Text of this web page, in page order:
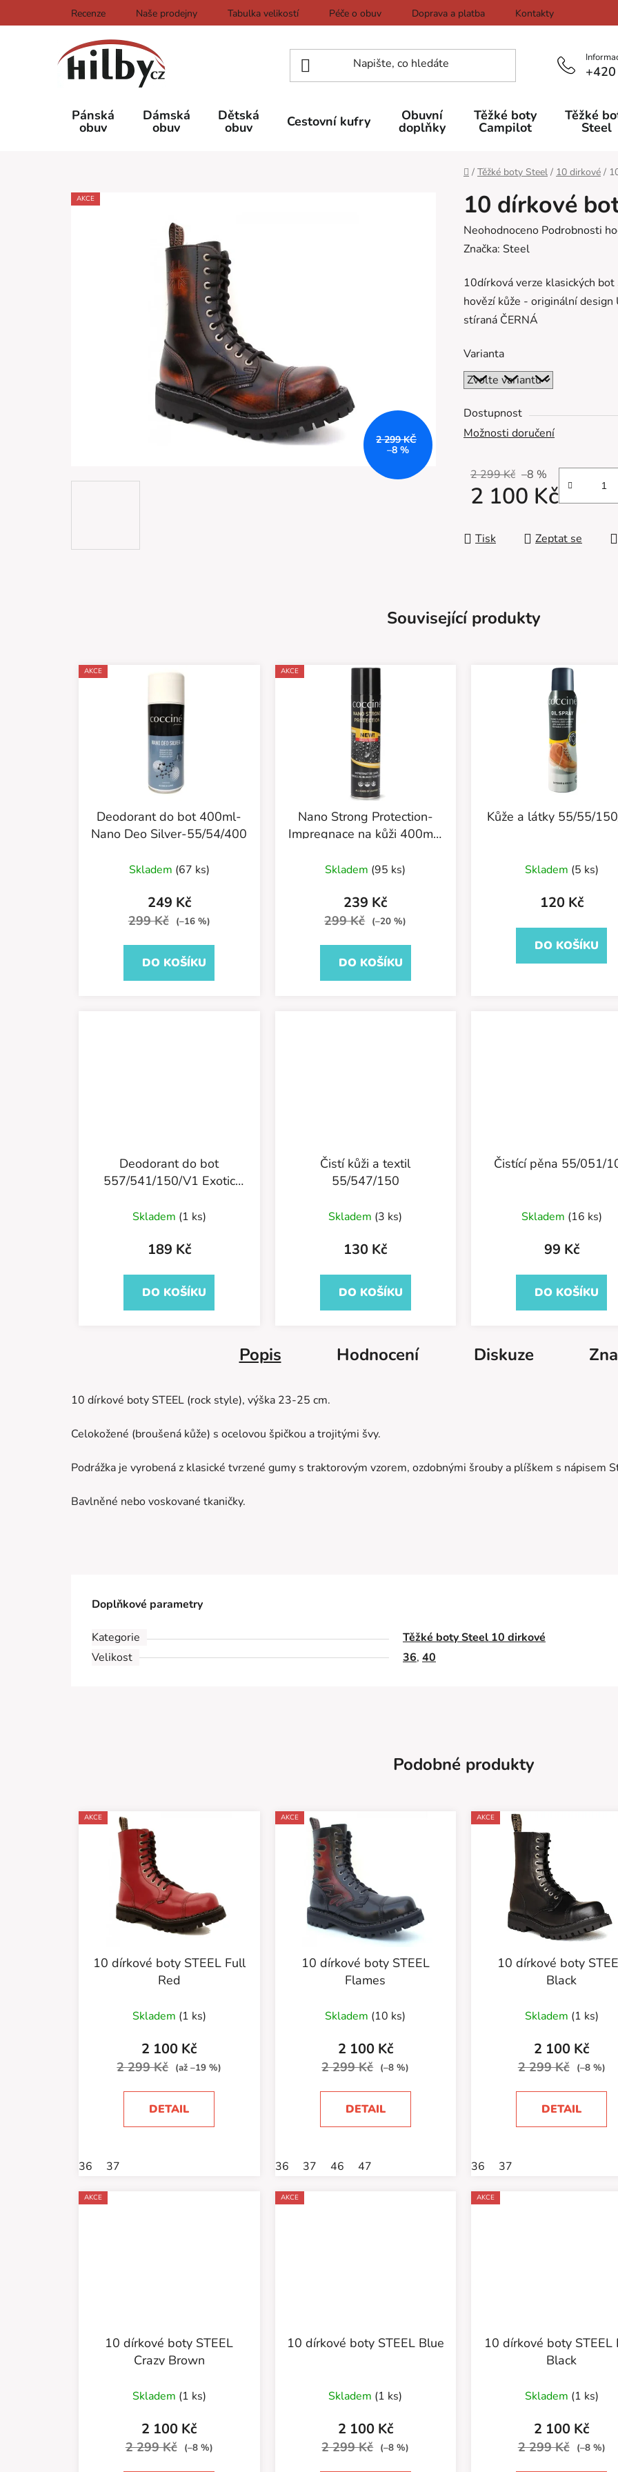
na
Recenze Naše prodejny Tabulka velikostí Péče o obuv Doprava a platba Kontakty
Pánská
obuv
Dámská
obuv
Dětská
obuv Cestovní kufry Obuvní
doplňky
Těžké boty
Campilot
Těžké
Steel
Domů
/ Těžké boty Steel / 10 dirkové /
10 dírkové
Průměrné
hodnocení
je
0,0
z
hvězdiček.
Neohodnoceno Podrobnosti
Značka: Steel
10dírková verze klasických
hovězí kůže - originální
stíraná ČERNÁ
Varianta
Dostupnost
Možnosti doručení
2 299 Kč –8 %
2 100 Kč
Tisk
Zeptat se
AKCE
2 299 KČ
–8 %
Související produkty
AKCE
Deodorant do bot 400ml-
Nano Deo Silver-55/54/400
hodnocení
produktu
je
5
Skladem (67 ks)
249 Kč
299 Kč (–16 %)
DO KOŠÍKU
AKCE
Nano Strong Protection-
Impregnace na kůži 400ml-
Skladem (95 ks)
239 Kč
299 Kč (–20 %)
DO KOŠÍKU
Kůže a látky 55/55/
Skladem (5 ks)
120 Kč
DO KOŠÍKU
Deodorant do bot
557/541/150/V1 Exotic
Skladem (1 ks)
189 Kč
DO KOŠÍKU
Čistí kůži a textil
55/547/150
Skladem (3 ks)
130 Kč
DO KOŠÍKU
Čistící pěna 55/051/
Skladem (16 ks)
99 Kč
DO KOŠÍKU
Popis Hodnocení Diskuze
10 dírkové boty STEEL (rock style), výška 23-25 cm.
Celokožené (broušená kůže) s ocelovou špičkou a trojitými švy.
Podrážka je vyrobená z klasické tvrzené gumy s traktorovým vzorem, ozdobnými šrouby a plíškem s nápisem
Bavlněné nebo voskované tkaničky.
Doplňkové parametry
Kategorie
Těžké boty Steel 10 dirkové
Velikost
36, 40
Podobné produkty
AKCE
10 dírkové boty STEEL Full
Red
Skladem (1 ks)
2 100 Kč
2 299 Kč (až –19 %)
DETAIL
36 37
AKCE
10 dírkové boty STEEL
Flames
Skladem (10 ks)
2 100 Kč
2 299 Kč (–8 %)
DETAIL
36 37 46 47
AKCE
10 dírkové boty
Black
hodnocení
produktu
je
5
Skladem (1 ks)
2 100 Kč
2 299 Kč (–8 %)
DETAIL
36 37
AKCE
10 dírkové boty STEEL
Crazy Brown
Skladem (1 ks)
2 100 Kč
2 299 Kč (–8 %)
AKCE
10 dírkové boty STEEL Blue
Skladem (1 ks)
2 100 Kč
2 299 Kč (–8 %)
AKCE
10 dírkové boty STEEL
Black
Skladem (1 ks)
2 100 Kč
2 299 Kč (–8 %)